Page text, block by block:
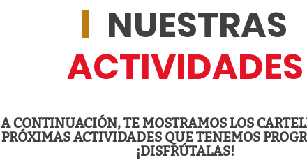
NUESTRAS
ACTIVIDADES
A CONTINUACIÓN, TE MOSTRAMOS LOS
PRÓXIMAS ACTIVIDADES QUE TENEMOS
¡DISFRÚTALAS!